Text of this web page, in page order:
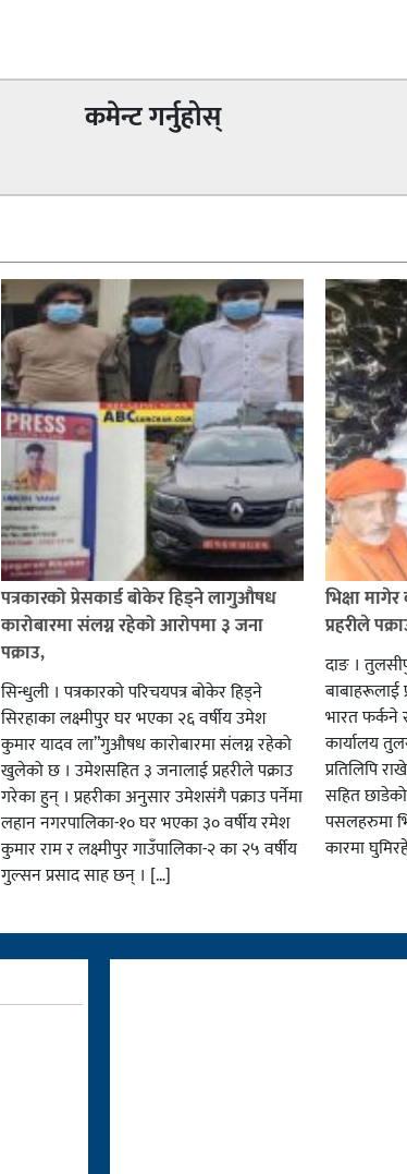
कमेन्ट गर्नुहोस्
पत्रकारको प्रेसकार्ड बोकेर हिड्ने लागुऔषध
कारोबारमा संलग्न रहेको आरोपमा ३ जना
पक्राउ,
सिन्धुली । पत्रकारको परिचयपत्र बोकेर हिड्ने
सिरहाका लक्ष्मीपुर घर भएका २६ वर्षीय उमेश
कुमार यादव ला”गुऔषध कारोबारमा संलग्न रहेको
खुलेको छ । उमेशसहित ३ जनालाई प्रहरीले पक्राउ
गरेका हुन् । प्रहरीका अनुसार उमेशसंगै पक्राउ पर्नेमा
लहान नगरपालिका-१० घर भएका ३० वर्षीय रमेश
कुमार राम र लक्ष्मीपुर गाउँपालिका-२ का २५ वर्षीय
गुल्सन प्रसाद साह छन् । […]
भिक्षा
प्रहरीले
दाङ ।
बाबाहरूलाई
भारत फर्कने
कार्यालय
प्रतिलिपि
सहित
पसलहरुमा
कारमा